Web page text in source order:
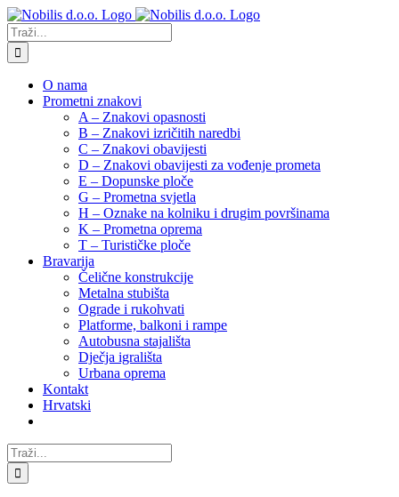
Skip
to
content
Traži...
O nama
Prometni znakovi
A – Znakovi opasnosti
B – Znakovi izričitih naredbi
C – Znakovi obavijesti
D – Znakovi obavijesti za vođenje prometa
E – Dopunske ploče
G – Prometna svjetla
H – Oznake na kolniku i drugim površinama
K – Prometna oprema
T – Turističke ploče
Bravarija
Čelične konstrukcije
Metalna stubišta
Ograde i rukohvati
Platforme, balkoni i rampe
Autobusna stajališta
Dječja igrališta
Urbana oprema
Kontakt
Hrvatski
Traži...